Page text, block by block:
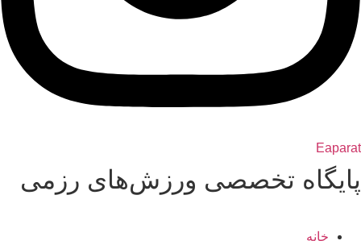
Eaparat
پایگاه تخصصی ورزش‌های رزمی
خانه